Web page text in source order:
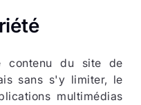
contenu du site de
sans s'y limiter, le
multimédias